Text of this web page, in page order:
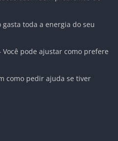
gasta toda a energia do seu
Você pode ajustar como prefere
como pedir ajuda se tiver